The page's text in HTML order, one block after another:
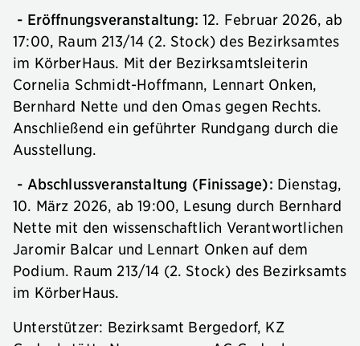
- Eröffnungsveranstaltung:12. Februar 2026, ab
17:00, Raum 213/14 (2. Stock) des Bezirksamtes
im KörberHaus. Mit der Bezirksamtsleiterin
Cornelia Schmidt-Hoffmann, Lennart Onken,
Bernhard Nette und den Omas gegen Rechts.
Anschließend ein geführter Rundgang durch die
Ausstellung.
- Abschlussveranstaltung (Finissage): Dienstag,
10. März 2026, ab 19:00, Lesung durch Bernhard
Nette mit den wissenschaftlich Verantwortlichen
Jaromir Balcar und Lennart Onken auf dem
Podium. Raum 213/14 (2. Stock) des Bezirksamts
im KörberHaus.
Unterstützer: Bezirksamt Bergedorf, KZ